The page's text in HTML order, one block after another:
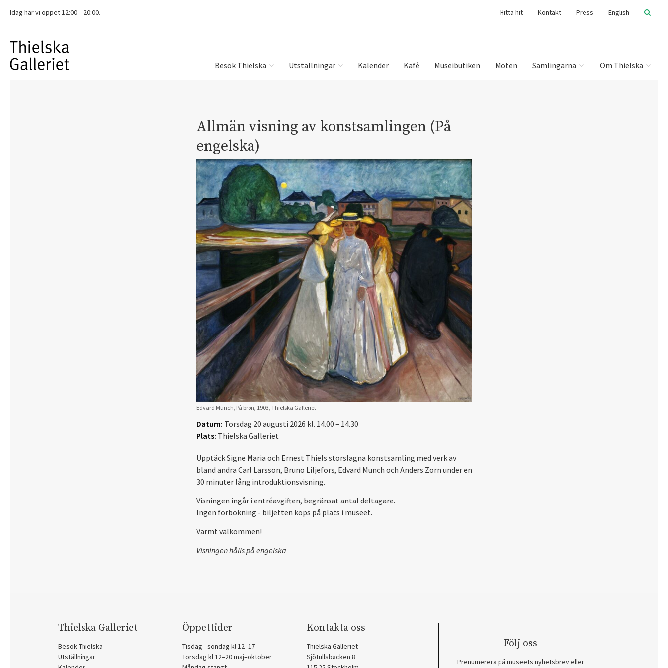
Idag har vi öppet 12:00 – 20:00. Hitta hit Kontakt Press English
Besök Thielska Utställningar Kalender Kafé Museibutiken Möten Samlingarna Om Thielska
Allmän visning av konstsamlingen (På
engelska)
Edvard Munch, På bron, 1903, Thielska Galleriet
Datum: Torsdag 20 augusti 2026 kl. 14.00 – 14.30
Plats: Thielska Galleriet
Upptäck Signe Maria och Ernest Thiels storslagna konstsamling med verk av
bland andra Carl Larsson, Bruno Liljefors, Edvard Munch och Anders Zorn under en
30 minuter lång introduktionsvisning.
Visningen ingår i entréavgiften, begränsat antal deltagare.
Ingen förbokning - biljetten köps på plats i museet.
Varmt välkommen!
Visningen hålls på engelska
Thielska Galleriet
Besök Thielska
Utställningar
Öppettider
Tisdag– söndag kl 12–17
Torsdag kl 12–20 maj–oktober
Kontakta oss
Thielska Galleriet
Sjötullsbacken 8
Följ oss
Prenumerera på museets nyhetsbrev eller